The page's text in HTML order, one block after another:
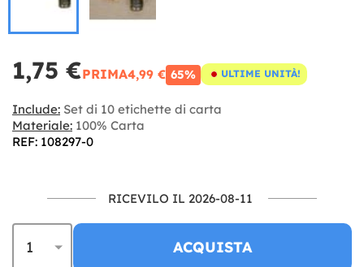
1,75 €PRIMA4,99 € 65% ULTIME UNITÀ!
Include: Set di 10 etichette di carta
Materiale: 100% Carta
REF: 108297-0
RICEVILO IL 2026-08-11
ACQUISTA